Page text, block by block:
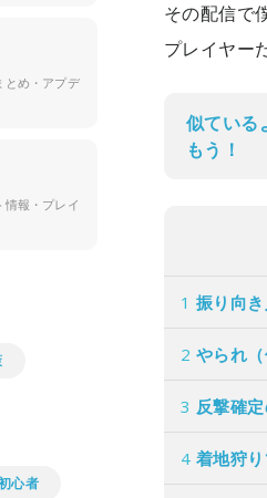
その配信で
プレイヤー
似ている
もう！
1 振り向
2 やられ
3 反撃確
4 着地狩
とめ・アプデ
報・プレイ
心者